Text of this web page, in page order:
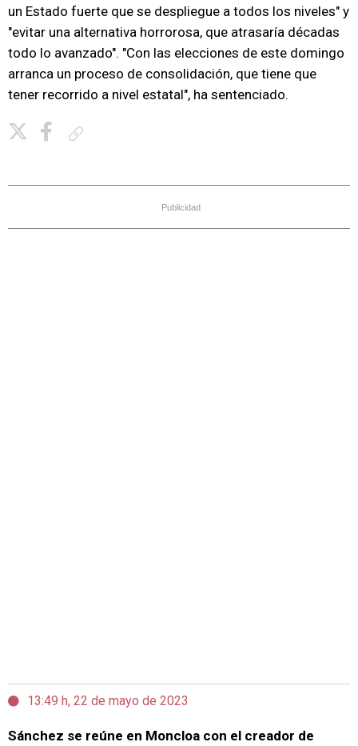
un Estado fuerte que se despliegue a todos los niveles" y
"evitar una alternativa horrorosa, que atrasaría décadas
todo lo avanzado". "Con las elecciones de este domingo
arranca un proceso de consolidación, que tiene que
tener recorrido a nivel estatal", ha sentenciado.
Publicidad
13:49 h, 22 de mayo de 2023
Sánchez se reúne en Moncloa con el creador de